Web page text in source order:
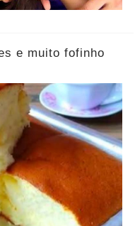
e muito fofinho